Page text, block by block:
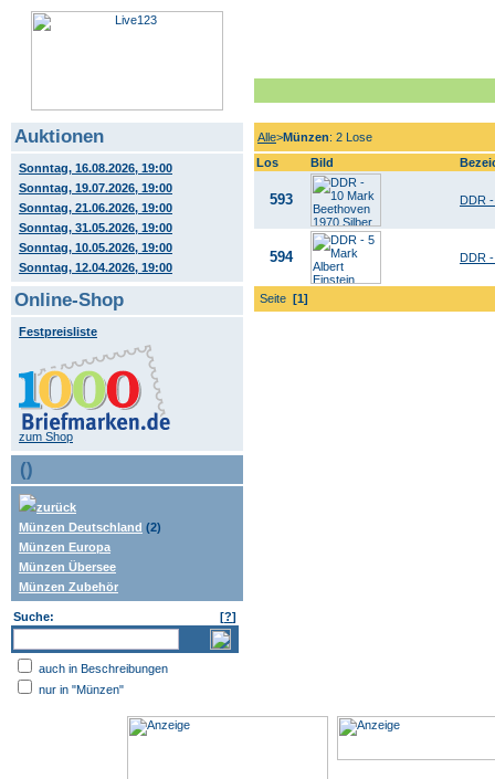
Auktionen
Sonntag, 16.08.2026, 19:00
Sonntag, 19.07.2026, 19:00
Sonntag, 21.06.2026, 19:00
Sonntag, 31.05.2026, 19:00
Sonntag, 10.05.2026, 19:00
Sonntag, 12.04.2026, 19:00
Online-Shop
Festpreisliste
zum Shop
()
zurück
Münzen Deutschland (2)
Münzen Europa
Münzen Übersee
Münzen Zubehör
Suche: [?]
auch in Beschreibungen
nur in "Münzen"
Alle>Münzen: 2 Lose
Los
Bild
593 DDR
594 DDR
Seite [1]